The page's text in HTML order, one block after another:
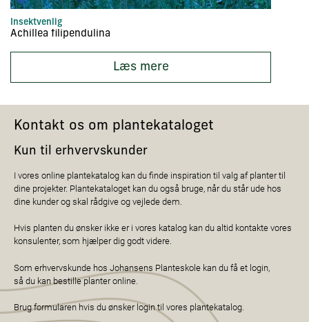
Insektvenlig
Achillea filipendulina
Læs mere
Kontakt os om plantekataloget
Kun til erhvervskunder
I vores online plantekatalog kan du finde inspiration til valg af planter til
dine projekter. Plantekataloget kan du også bruge, når du står ude hos
dine kunder og skal rådgive og vejlede dem.
Hvis planten du ønsker ikke er i vores katalog kan du altid kontakte vores
konsulenter, som hjælper dig godt videre.
Som erhvervskunde hos Johansens Planteskole kan du få et login,
så du kan bestille planter online.
Brug formularen hvis du ønsker login til vores plantekatalog.